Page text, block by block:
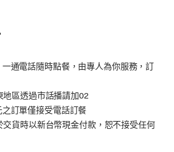
通電話隨時點餐，由專人為你服務，訂
地區透過市話播請加02
訂單僅接受電話訂餐
貨時以新台幣現金付款，恕不接受任何